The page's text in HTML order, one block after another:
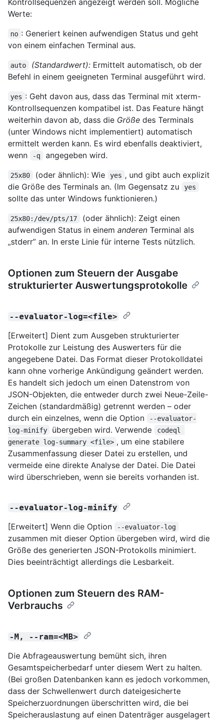
Werte:
no : Generiert keinen aufwendigen Status und geht
von einem einfachen Terminal aus.
auto (Standardwert):Ermittelt automatisch, ob der
Befehl in einem geeigneten Terminal ausgeführt wird.
yes : Geht davon aus, dass das Terminal mit xterm-
Kontrollsequenzen kompatibel ist. Das Feature hängt
weiterhin davon ab, dass die Größe des Terminals
(unter Windows nicht implementiert) automatisch
ermittelt werden kann. Es wird ebenfalls deaktiviert,
wenn
-q angegeben wird.
25x80 (oder ähnlich): Wie yes , und gibt auch explizit
die Größe des Terminals an. (Im Gegensatz zu
yes
sollte das unter Windows funktionieren.)
25x80:/dev/pts/17
(oder ähnlich): Zeigt einen
aufwendigen Status in einem anderen Terminal als
„stderr” an. In erste Linie für interne Tests nützlich.
Optionen zum Steuern der Ausgabe
strukturierter Auswertungsprotokolle
--evaluator-log=<file>
[Erweitert] Dient zum Ausgeben strukturierter
Protokolle zur Leistung des Auswerters für die
angegebene Datei. Das Format dieser Protokolldatei
kann ohne vorherige Ankündigung geändert werden.
Es handelt sich jedoch um einen Datenstrom von
JSON-Objekten, die entweder durch zwei Neue-Zeile-
Zeichen (standardmäßig) getrennt werden – oder
durch ein einzelnes, wenn die Option
--evaluator-
log-minify
übergeben wird. Verwende
codeql
generate log-summary <file> , um eine stabilere
Zusammenfassung dieser Datei zu erstellen, und
vermeide eine direkte Analyse der Datei. Die Datei
wird überschrieben, wenn sie bereits vorhanden ist.
--evaluator-log-minify
[Erweitert] Wenn die Option --evaluator-log
zusammen mit dieser Option übergeben wird, wird die
Größe des generierten JSON-Protokolls minimiert.
Dies beeinträchtigt allerdings die Lesbarkeit.
Optionen zum Steuern des RAM-
Verbrauchs
-M, --ram=<MB>
Die Abfrageauswertung bemüht sich, ihren
Gesamtspeicherbedarf unter diesem Wert zu halten.
(Bei großen Datenbanken kann es jedoch vorkommen,
dass der Schwellenwert durch dateigesicherte
Speicherzuordnungen überschritten wird, die bei
Speicherauslastung auf einen Datenträger ausgelagert